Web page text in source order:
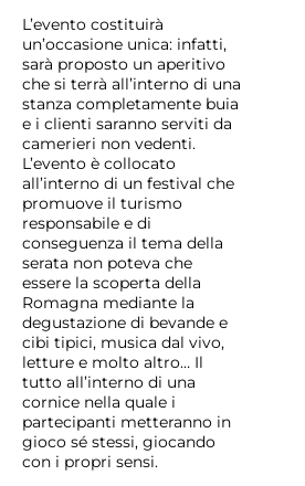
L’evento costituirà
un’occasione unica: infatti,
sarà proposto un aperitivo
che si terrà all’interno di una
stanza completamente buia
e i clienti saranno serviti da
camerieri non vedenti.
L’evento è collocato
all’interno di un festival che
promuove il turismo
responsabile e di
conseguenza il tema della
serata non poteva che
essere la scoperta della
Romagna mediante la
degustazione di bevande e
cibi tipici, musica dal vivo,
letture e molto altro… Il
tutto all’interno di una
cornice nella quale i
partecipanti metteranno in
gioco sé stessi, giocando
con i propri sensi.